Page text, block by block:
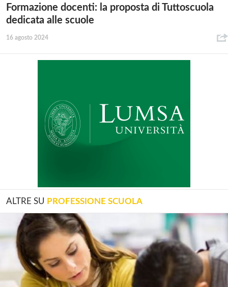
Formazione docenti: la proposta di Tuttoscuola
dedicata alle scuole
16 agosto 2024
ALTRE SU PROFESSIONE SCUOLA